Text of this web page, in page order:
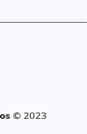
© 2023